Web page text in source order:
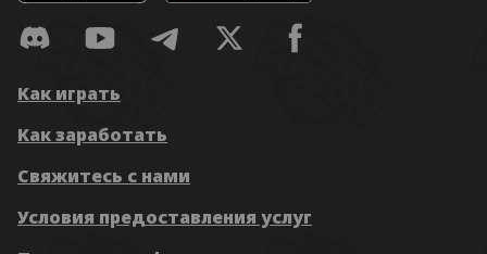
Как играть
Как заработать
Свяжитесь с нами
Условия предоставления услуг